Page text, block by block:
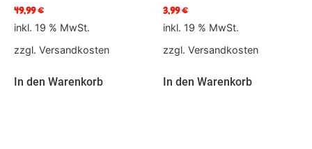
49,99€
inkl. 19 % MwSt.
zzgl. Versandkosten
In den Warenkorb
3,99€
inkl. 19 % MwSt.
zzgl. Versandkosten
In den Warenkorb